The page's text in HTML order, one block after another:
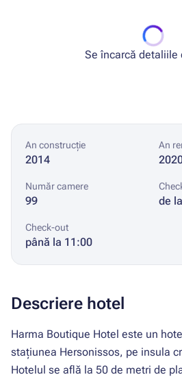
Se încarcă detaliile
An construcție
2014
An
Număr camere
99 de
Check-out
până la 11:00
Descriere hotel
Harma Boutique Hotel este un
stațiunea Hersonissos, pe insula
Hotelul se află la 50 de metri de